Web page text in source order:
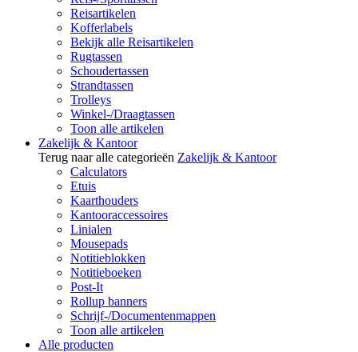
Reisartikelen
Kofferlabels
Bekijk alle Reisartikelen
Rugtassen
Schoudertassen
Strandtassen
Trolleys
Winkel-/Draagtassen
Toon alle artikelen
Zakelijk & Kantoor
Terug naar alle categorieën Zakelijk & Kantoor
Calculators
Etuis
Kaarthouders
Kantooraccessoires
Linialen
Mousepads
Notitieblokken
Notitieboeken
Post-It
Rollup banners
Schrijf-/Documentenmappen
Toon alle artikelen
Alle producten